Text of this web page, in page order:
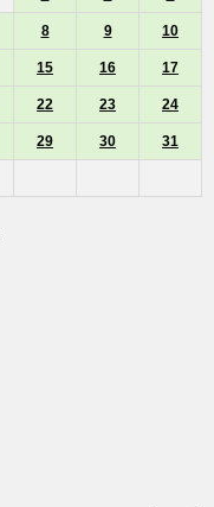
8 9 10
15 16 17
22 23 24
29 30 31